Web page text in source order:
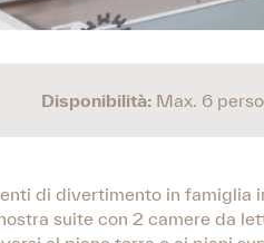
Disponibilità: Max. 6
di divertimento in famiglia
suite con 2 camere da